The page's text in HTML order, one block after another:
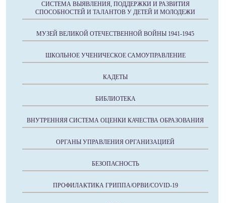
СИСТЕМА ВЫЯВЛЕНИЯ, ПОДДЕРЖКИ И РАЗВИТИЯ
СПОСОБНОСТЕЙ И ТАЛАНТОВ У ДЕТЕЙ И МОЛОДЕЖИ
МУЗЕЙ ВЕЛИКОЙ ОТЕЧЕСТВЕННОЙ ВОЙНЫ 1941-1945
ШКОЛЬНОЕ УЧЕНИЧЕСКОЕ САМОУПРАВЛЕНИЕ
КАДЕТЫ
БИБЛИОТЕКА
ВНУТРЕННЯЯ СИСТЕМА ОЦЕНКИ КАЧЕСТВА ОБРАЗОВАНИЯ
ОРГАНЫ УПРАВЛЕНИЯ ОРГАНИЗАЦИЕЙ
БЕЗОПАСНОСТЬ
ПРОФИЛАКТИКА ГРИППА/ОРВИ/COVID-19